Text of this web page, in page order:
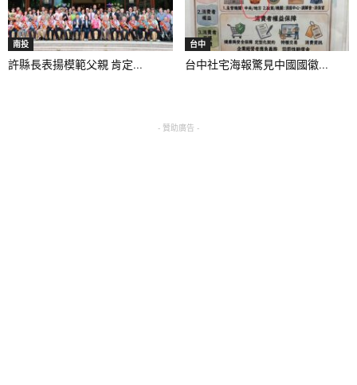
南投
許縣長表揚模範父親 肯定...
台中
台中社宅海報驚見中國國徽...
- 贊助廣告 -